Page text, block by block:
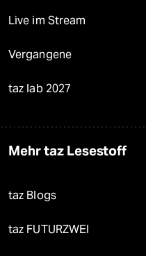
Live im Stream
Vergangene
taz lab 2027
Mehr taz Lesestoff
taz Blogs
taz FUTURZWEI